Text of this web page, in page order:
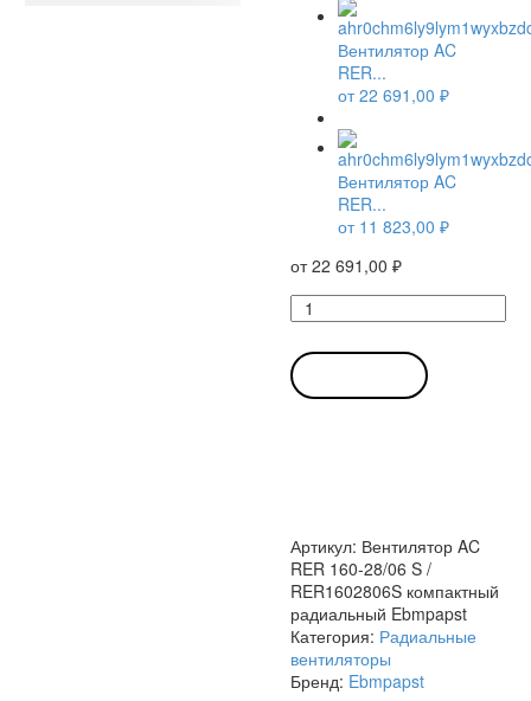
Вентилятор AC
RER...
от22 691,00 ₽
Вентилятор AC
RER...
от 11 823,00 ₽
от22 691,00 ₽
Количество
товара
Вентилятор
AC
RER
радиальный
Ebmpapst
Артикул: Вентилятор AC
RER 160-28/06 S /
RER1602806S компактный
радиальный Ebmpapst
Категория: Радиальные
вентиляторы
Бренд: Ebmpapst